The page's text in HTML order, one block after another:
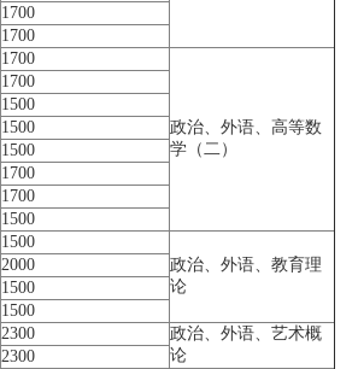
1700
1700
1700
政治、外语、高等数
学（二）
1700
1500
1500
1500
1700
1700
1500
1500
政治、外语、教育理
论
2000
1500
1500
2300
政治、外语、艺术概
论
2300